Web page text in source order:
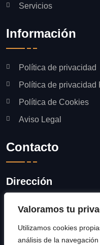
Valoramos tu
Utilizamos cookies
análisis de la
Servicios
Información
Política de privacidad
Política de privacidad
Política de Cookies
Aviso Legal
Contacto
Dirección
Catadau (Valencia)
Número / Correo